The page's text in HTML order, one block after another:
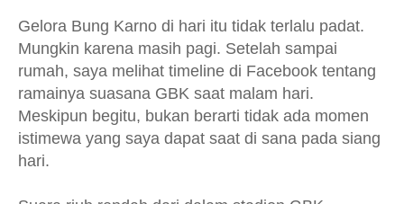
Gelora Bung Karno di hari itu tidak terlalu padat.
Mungkin karena masih pagi. Setelah sampai
rumah, saya melihat timeline di Facebook tentang
ramainya suasana GBK saat malam hari.
Meskipun begitu, bukan berarti tidak ada momen
istimewa yang saya dapat saat di sana pada siang
hari.